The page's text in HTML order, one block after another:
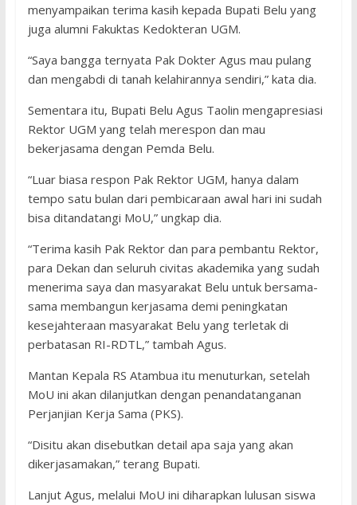
menyampaikan terima kasih kepada Bupati Belu yang
juga alumni Fakuktas Kedokteran UGM.
“Saya bangga ternyata Pak Dokter Agus mau pulang
dan mengabdi di tanah kelahirannya sendiri,” kata dia.
Sementara itu, Bupati Belu Agus Taolin mengapresiasi
Rektor UGM yang telah merespon dan mau
bekerjasama dengan Pemda Belu.
“Luar biasa respon Pak Rektor UGM, hanya dalam
tempo satu bulan dari pembicaraan awal hari ini sudah
bisa ditandatangi MoU,” ungkap dia.
“Terima kasih Pak Rektor dan para pembantu Rektor,
para Dekan dan seluruh civitas akademika yang sudah
menerima saya dan masyarakat Belu untuk bersama-
sama membangun kerjasama demi peningkatan
kesejahteraan masyarakat Belu yang terletak di
perbatasan RI-RDTL,” tambah Agus.
Mantan Kepala RS Atambua itu menuturkan, setelah
MoU ini akan dilanjutkan dengan penandatanganan
Perjanjian Kerja Sama (PKS).
“Disitu akan disebutkan detail apa saja yang akan
dikerjasamakan,” terang Bupati.
Lanjut Agus, melalui MoU ini diharapkan lulusan siswa